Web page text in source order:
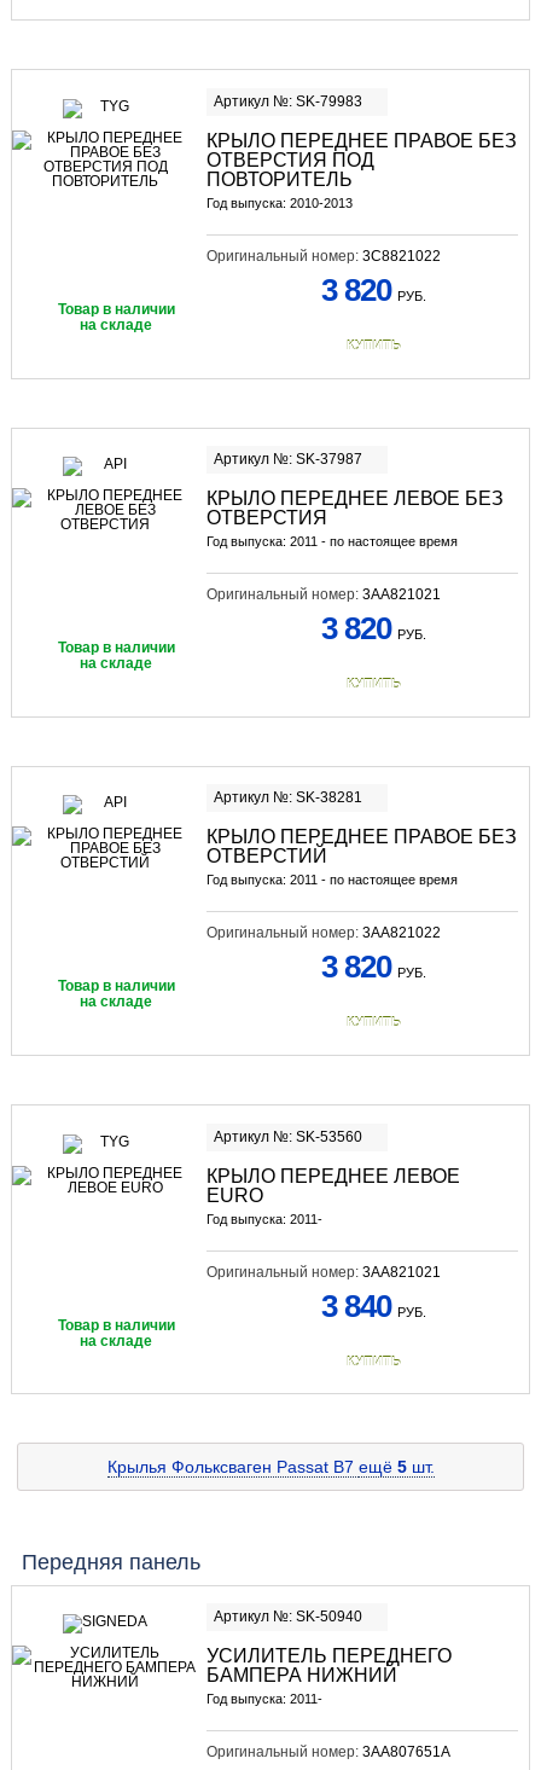
Артикул №: SK-79983
КРЫЛО ПЕРЕДНЕЕ ПРАВОЕ БЕЗ
ОТВЕРСТИЯ ПОД
ПОВТОРИТЕЛЬ
Год выпуска: 2010-2013
Оригинальный номер: 3C8821022
Товар в наличии
на складе
3 820 РУБ.
КУПИТЬ
Артикул №: SK-37987
КРЫЛО ПЕРЕДНЕЕ ЛЕВОЕ БЕЗ
ОТВЕРСТИЯ
Год выпуска: 2011 - по настоящее время
Оригинальный номер: 3AA821021
Товар в наличии
на складе
3 820 РУБ.
КУПИТЬ
Артикул №: SK-38281
КРЫЛО ПЕРЕДНЕЕ ПРАВОЕ БЕЗ
ОТВЕРСТИЙ
Год выпуска: 2011 - по настоящее время
Оригинальный номер: 3AA821022
Товар в наличии
на складе
3 820 РУБ.
КУПИТЬ
Артикул №: SK-53560
КРЫЛО ПЕРЕДНЕЕ ЛЕВОЕ
EURO
Год выпуска: 2011-
Оригинальный номер: 3AA821021
Товар в наличии
на складе
3 840 РУБ.
КУПИТЬ
Крылья Фольксваген Passat B7 ещё 5шт.
Передняя панель
Артикул №: SK-50940
УСИЛИТЕЛЬ ПЕРЕДНЕГО
БАМПЕРА НИЖНИЙ
Год выпуска: 2011-
Оригинальный номер: 3AA807651A